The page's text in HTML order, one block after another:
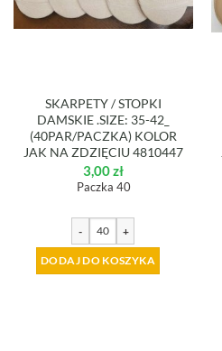
SKARPETY / STOPKI
DAMSKIE .SIZE: 35-42_
(40PAR/PACZKA) KOLOR
JAK NA ZDZIĘCIU 4810447
3,00zł
Paczka 40
- +
DODAJ DO KOSZYKA